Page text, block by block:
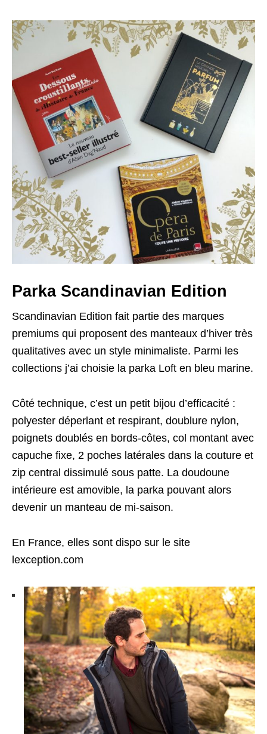
Parka Scandinavian Edition
Scandinavian Edition fait partie des marques
premiums qui proposent des manteaux d’hiver très
qualitatives avec un style minimaliste. Parmi les
collections j’ai choisie la parka Loft en bleu marine.
Côté technique, c’est un petit bijou d’efficacité :
polyester déperlant et respirant, doublure nylon,
poignets doublés en bords-côtes, col montant avec
capuche fixe, 2 poches latérales dans la couture et
zip central dissimulé sous patte. La doudoune
intérieure est amovible, la parka pouvant alors
devenir un manteau de mi-saison.
En France, elles sont dispo sur le site
lexception.com